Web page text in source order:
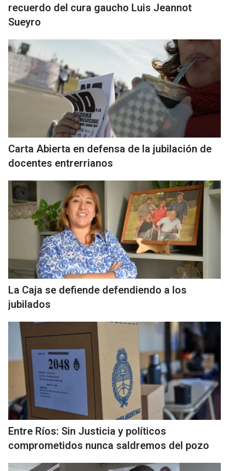
recuerdo del cura gaucho Luis Jeannot
Sueyro
Carta Abierta en defensa de la jubilación de
docentes entrerrianos
La Caja se defiende defendiendo a los
jubilados
Entre Ríos: Sin Justicia y políticos
comprometidos nunca saldremos del pozo